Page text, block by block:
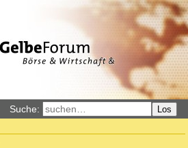
Suche: Los